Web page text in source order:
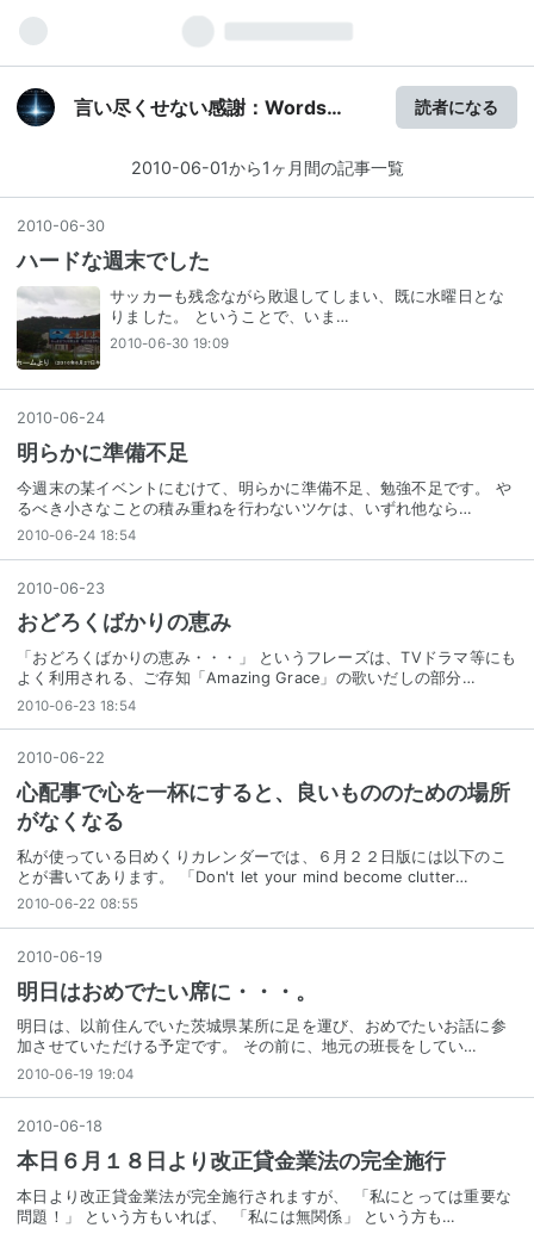
言い尽くせない感謝：Words
Gratitude
読者になる
2010-06-01から1ヶ月間の記事一覧
2010-06-30
ハードな週末でした
サッカーも残念ながら敗退してしまい、既に水曜日とな
りました。 ということで、いま…
2010-06-30 19:09
2010-06-24
明らかに準備不足
今週末の某イベントにむけて、明らかに準備不足、勉強不足です。 や
るべき小さなことの積み重ねを行わないツケは、いずれ他なら…
2010-06-24 18:54
2010-06-23
おどろくばかりの恵み
「おどろくばかりの恵み・・・」 というフレーズは、TVドラマ等にも
よく利用される、ご存知「Amazing Grace」の歌いだしの部分…
2010-06-23 18:54
2010-06-22
心配事で心を一杯にすると、良いもののための場所
がなくなる
私が使っている日めくりカレンダーでは、６月２２日版には以下のこ
とが書いてあります。 「Don't let your mind become clutter…
2010-06-22 08:55
2010-06-19
明日はおめでたい席に・・・。
明日は、以前住んでいた茨城県某所に足を運び、おめでたいお話に参
加させていただける予定です。 その前に、地元の班長をしてい…
2010-06-19 19:04
2010-06-18
本日６月１８日より改正貸金業法の完全施行
本日より改正貸金業法が完全施行されますが、 「私にとっては重要な
問題！」 という方もいれば、 「私には無関係」 という方も…